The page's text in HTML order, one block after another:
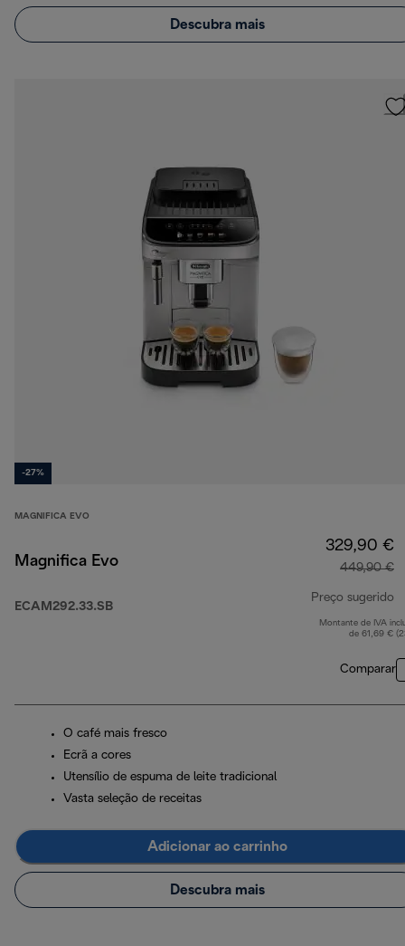
Descubra mais
-27%
MAGNIFICA EVO
Magnifica Evo
ECAM292.33.SB
329,90 €
449,90 €
Preço sugerido
Montante de IVA
de 61,69 €
Comparar
O café mais fresco
Ecrã a cores
Utensílio de espuma de leite tradicional
Vasta seleção de receitas
Adicionar ao carrinho
Descubra mais